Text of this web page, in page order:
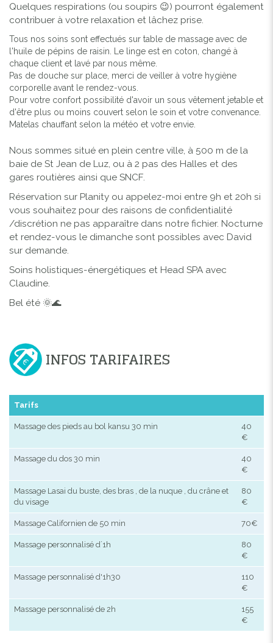
Quelques respirations (ou soupirs 😉) pourront également
contribuer à votre relaxation et lâchez prise.
Tous nos soins sont effectués sur table de massage avec de
l'huile de pépins de raisin. Le linge est en coton, changé à
chaque client et lavé par nous même.
Pas de douche sur place, merci de veiller à votre hygiène
corporelle avant le rendez-vous.
Pour votre confort possibilité d'avoir un sous vêtement jetable et
d'être plus ou moins couvert selon le soin et votre convenance.
Matelas chauffant selon la météo et votre envie.
Nous sommes situé en plein centre ville, à 500 m de la
baie de St Jean de Luz, ou à 2 pas des Halles et des
gares routières ainsi que SNCF.
Réservation sur Planity ou appelez-moi entre 9h et 20h si
vous souhaitez pour des raisons de confidentialité
/discrétion ne pas apparaître dans notre fichier. Nocturne
et rendez-vous le dimanche sont possibles avec David
sur demande.
Soins holistiques-énergétiques et Head SPA avec
Claudine.
Bel été 🌞🌊
INFOS TARIFAIRES
Tarifs
Massage des pieds au bol kansu 30 min
40
€
Massage du dos 30 min
40
€
Massage Lasai du buste, des bras , de la nuque , du crâne et
du visage
80
€
Massage Californien de 50 min 70€
Massage personnalisé d´1h
80
€
Massage personnalisé d'1h30
110
€
Massage personnalisé de 2h
155
€